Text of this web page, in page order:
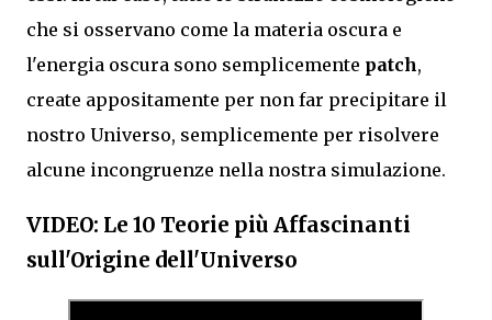
che si osservano come la materia oscura e
l'energia oscura sono semplicemente patch,
create appositamente per non far precipitare il
nostro Universo, semplicemente per risolvere
alcune incongruenze nella nostra simulazione.
VIDEO: Le 10 Teorie più Affascinanti
sull'Origine dell'Universo